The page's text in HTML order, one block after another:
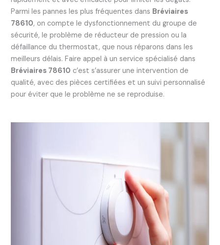
Parmi les pannes les plus fréquentes dans Bréviaires
78610, on compte le dysfonctionnement du groupe de
sécurité, le problème de réducteur de pression ou la
défaillance du thermostat, que nous réparons dans les
meilleurs délais. Faire appel à un service spécialisé dans
Bréviaires 78610 c’est s’assurer une intervention de
qualité, avec des pièces certifiées et un suivi personnalisé
pour éviter que le problème ne se reproduise.